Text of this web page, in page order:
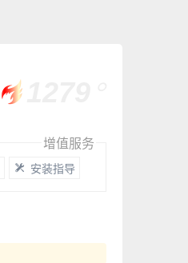
增值服务
安装指导